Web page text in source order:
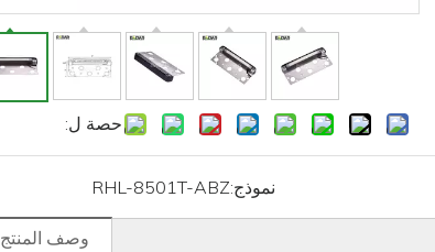
حصة ل:
نموذج:RHL-8501T-ABZ
وصف المنتج